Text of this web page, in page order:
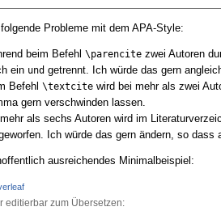
folgende Probleme mit dem APA-Style:
beim Befehl \parencite zwei Autoren
ein und getrennt. Ich würde das gern
Befehl \textcite wird bei mehr als zwei
gern verschwinden lassen.
als sechs Autoren wird im
Ich würde das gern ändern, so dass
ausreichendes Minimalbeispiel:
editierbar zum Übersetzen: